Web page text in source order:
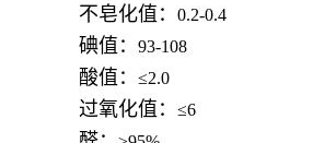
不皂化值： 0.2-0.4
碘值： 93-108
酸值： ≤2.0
过氧化值： ≤6